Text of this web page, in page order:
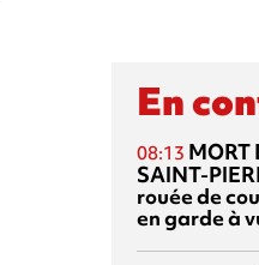
En
08:13 MORT
SAINT-
rouée de
en garde à